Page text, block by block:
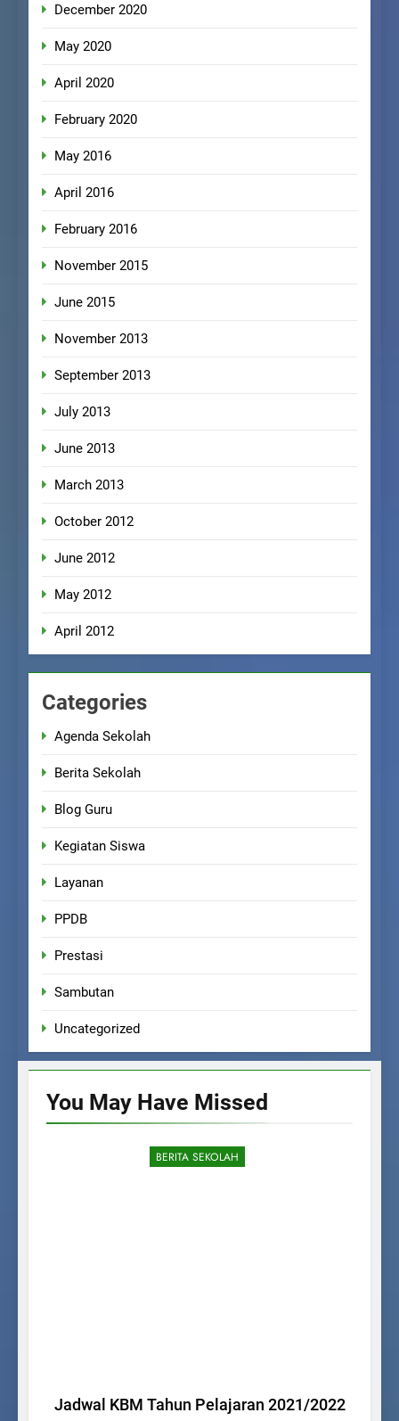
December 2020
May 2020
April 2020
February 2020
May 2016
April 2016
February 2016
November 2015
June 2015
November 2013
September 2013
July 2013
June 2013
March 2013
October 2012
June 2012
May 2012
April 2012
Categories
Agenda Sekolah
Berita Sekolah
Blog Guru
Kegiatan Siswa
Layanan
PPDB
Prestasi
Sambutan
Uncategorized
You May Have Missed
BERITA SEKOLAH
Jadwal KBM Tahun Pelajaran 2021/2022